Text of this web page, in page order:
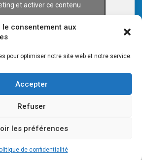
le consentement aux
pour optimiser notre site web et notre service.
Accepter
Refuser
les préférences
de confidentialité
et activer ce contenu
70 -Mentions légales-